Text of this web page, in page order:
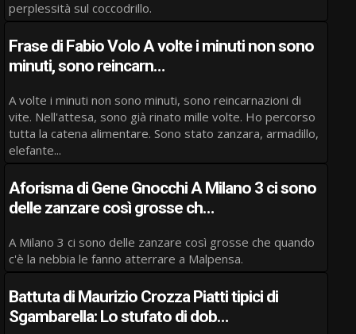
perplessità sul coccodrillo.
Frase di Fabio Volo A volte i minuti non sono
minuti, sono reincarn…
A volte i minuti non sono minuti, sono reincarnazioni di
vite. Nell'attesa, sono già rinato mille volte. Ho percorso
tutta la catena alimentare. Sono stato zanzara, armadillo,
elefante...
Aforisma di Gene Gnocchi A Milano 3 ci sono
delle zanzare così grosse ch…
A Milano 3 ci sono delle zanzare così grosse che quando
c'è la nebbia le fanno atterrare a Malpensa.
Battuta di Maurizio Crozza Piatti tipici di
Sgambarella: Lo stufato di dob…